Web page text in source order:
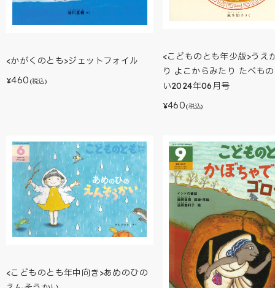
<かがくのとも>ジェットフォイル
¥460 (税込)
<こどものとも年少版>うえ
り よこからみたり たべも
い2024年06月号
¥460(税込)
<こどものとも年中向き>あめのひの